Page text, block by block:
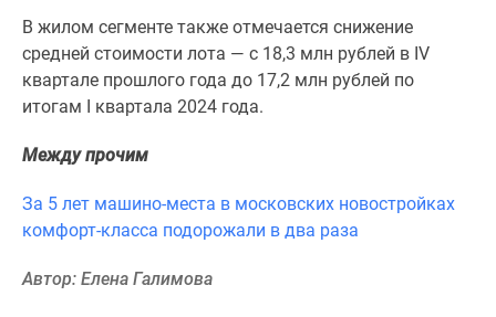
карте
Ипотечный
калькулятор
Семейная
Военная
Банки
Медиа
В жилом сегменте также отмечается снижение
средней стоимости лота — с 18,3 млн рублей в IV
квартале прошлого года до 17,2 млн рублей по
итогам I квартала 2024 года.
Между прочим
За 5 лет машино-места в московских новостройках
комфорт-класса подорожали в два раза
Автор: Елена Галимова